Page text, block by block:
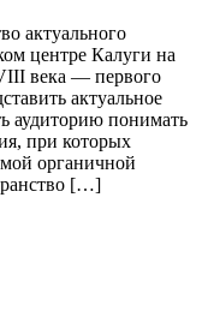
актуального
центре Калуги на
века — первого
актуальное
аудиторию понимать
при которых
органичной
[…]